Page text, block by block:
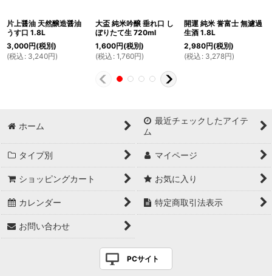
片上醤油 天然醸造醤油
うす口 1.8L
3,000円(税別)
(税込 : 3,240円)
大盃 純米吟醸 垂れ口 し
ぼりたて生 720ml
1,600円(税別)
(税込 : 1,760円)
開運 純米 誉富士 無濾過
生酒 1.8L
2,980円(税別)
(税込 : 3,278円)
ホーム
最近チェックしたアイテ
ム
タイプ別 マイページ
ショッピングカート お気に入り
カレンダー 特定商取引法表示
お問い合わせ
PCサイト